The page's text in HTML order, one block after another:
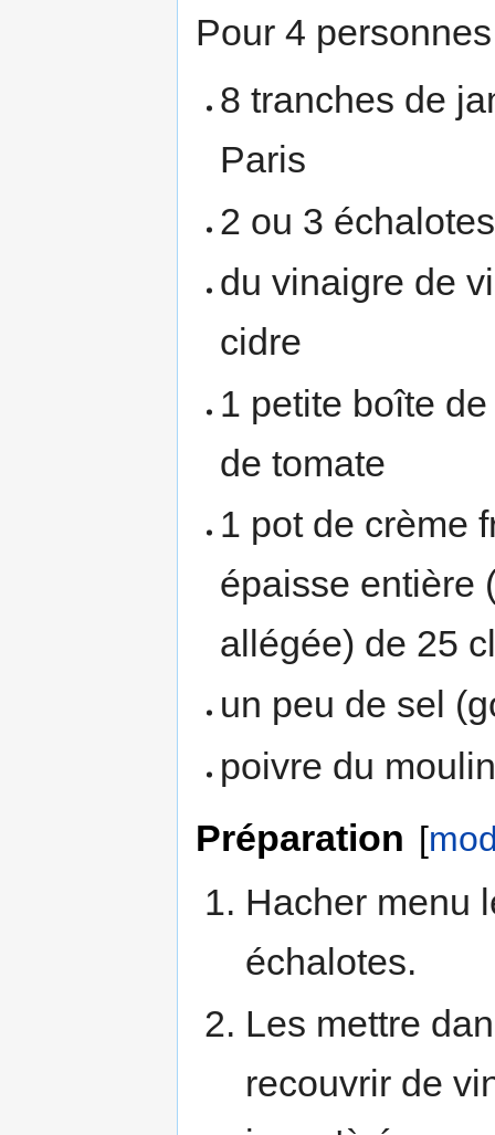
Pour 4
8 tranches de
Paris
2 ou 3 échalotes
du vinaigre de
cidre
1 petite boîte
de tomate
1 pot de crème
épaisse entière
allégée) de 25
un peu de sel
poivre du
Préparation [
Hacher menu
échalotes.
Les mettre
recouvrir de